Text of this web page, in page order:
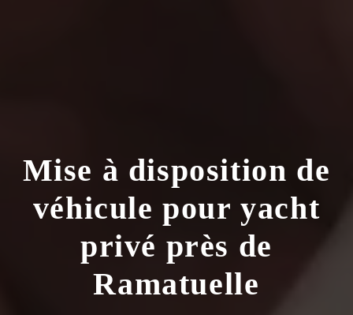
Mise à disposition de
véhicule pour yacht
privé près de
Ramatuelle